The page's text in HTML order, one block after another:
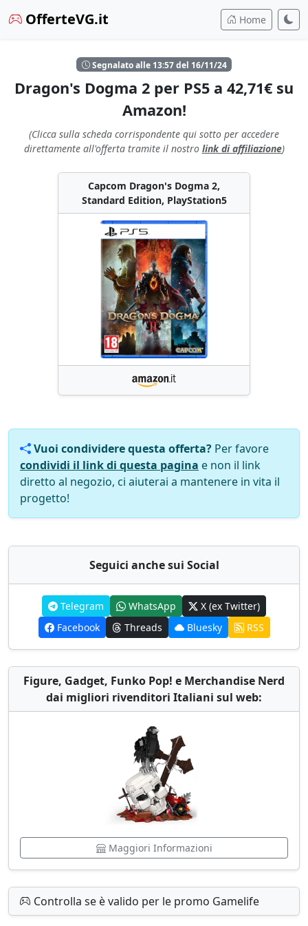
OfferteVG.it Home
Segnalato alle 13:57 del 16/11/24
Dragon's Dogma 2 per PS5 a 42,71€ su
Amazon!
(Clicca sulla scheda corrispondente qui sotto per accedere
direttamente all'offerta tramite il nostro link di affiliazione)
Capcom Dragon's Dogma 2,
Standard Edition, PlayStation5
Vuoi condividere questa offerta? Per favore
condividi il link di questa pagina e non il link
diretto al negozio, ci aiuterai a mantenere in vita il
progetto!
Seguici anche sui Social
Telegram WhatsApp
X (ex Twitter)
Facebook
Threads Bluesky RSS
Figure, Gadget, Funko Pop! e Merchandise Nerd
dai migliori rivenditori Italiani sul web:
Maggiori Informazioni
Controlla se è valido per le promo Gamelife